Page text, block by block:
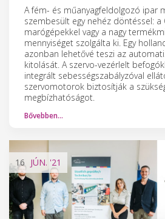
A fém- és műanyagfeldolgozó ipar
szembesült egy nehéz döntéssel: a
marógépekkel vagy a nagy
mennyiséget szolgálta ki. Egy
azonban lehetővé teszi az
kitolását. A szervo-vezérlelt
integrált sebességszabályzóval
szervomotorok biztosítják a
megbízhatóságot.
Bővebben…
16 JÚN. '21